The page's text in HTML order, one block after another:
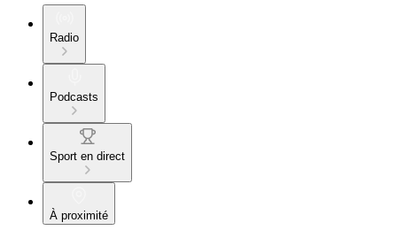
Radio
Podcasts
Sport en direct
À proximité